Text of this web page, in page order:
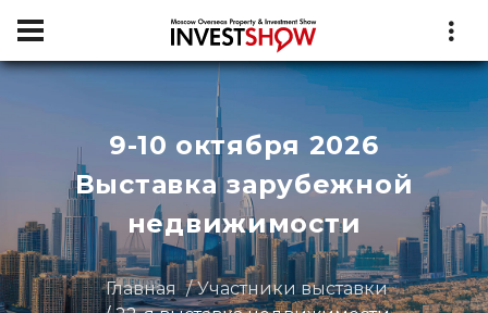
9-10 октября 2026
Выставка зарубежной
недвижимости
Главная
Участники выставки